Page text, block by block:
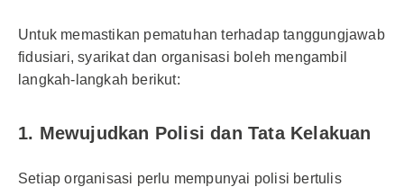
Untuk memastikan pematuhan terhadap tanggungjawab
fidusiari, syarikat dan organisasi boleh mengambil
langkah-langkah berikut:
1. Mewujudkan Polisi dan Tata Kelakuan
Setiap organisasi perlu mempunyai polisi bertulis